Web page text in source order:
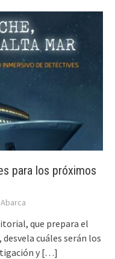
para los próximos
que prepara el
cuáles serán los
y […]